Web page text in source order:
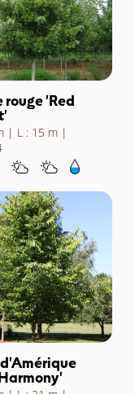
rouge 'Red
L : 15 m